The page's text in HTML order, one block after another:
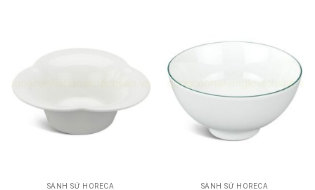
SÀNH SỨ HORECA SÀNH SỨ HORECA